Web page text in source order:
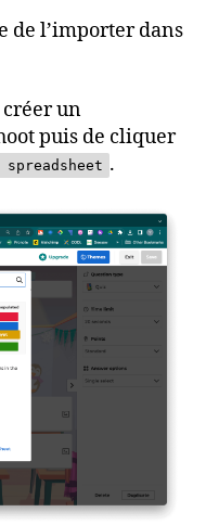
de l’importer dans
un
puis de cliquer
spreadsheet .